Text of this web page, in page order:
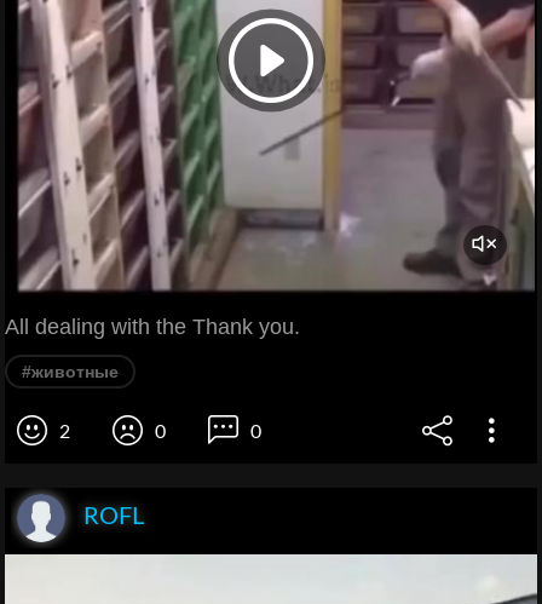
All dealing with the Thank you.
#животные
2 0 0
ROFL